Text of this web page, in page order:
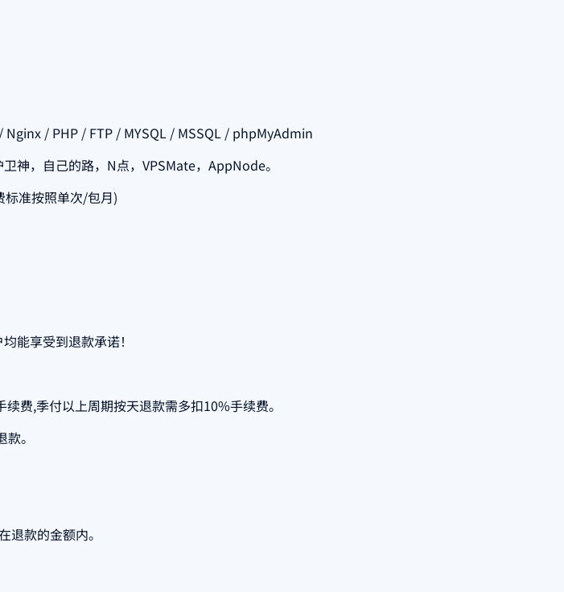
/ PHP / FTP / MYSQL / MSSQL / phpMyAdmin
神，自己的路，N点，VPSMate，AppNode。
标准按照单次/包月)
能享受到退款承诺！
费,季付以上周期按天退款需多扣10%手续费。
。
款的金额内。